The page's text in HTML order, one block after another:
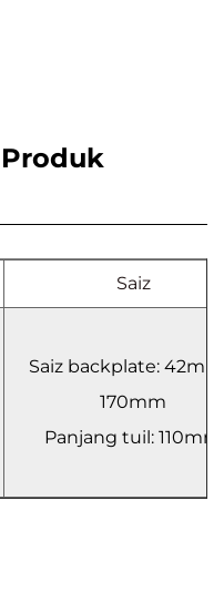
Saiz
Saiz backplate:
170mm
Panjang tuil: 110mm